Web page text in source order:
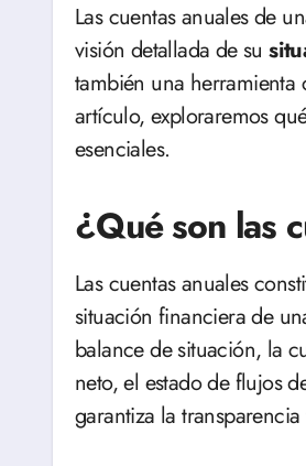
Las cuentas anuales de una empresa son documentos contables fundamentales que ofrecen una
visión detallada de su
también una
artículo, exploraremos
esenciales.
¿Qué son las
Las cuentas anuales
situación financiera de
balance de situación, la
neto, el estado de flujos
garantiza la